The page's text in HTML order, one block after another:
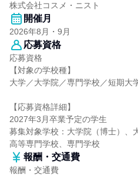
株式会社コスメ・ニスト
開催月
2026年8月・9月
応募資格
応募資格
【対象の学校種】
大学／大学院／専門学校／短期大
【応募資格詳細】
2027年3月卒業予定の学生
募集対象学校：大学院（博士）、
高等専門学校、専門学校
報酬・交通費
報酬・交通費